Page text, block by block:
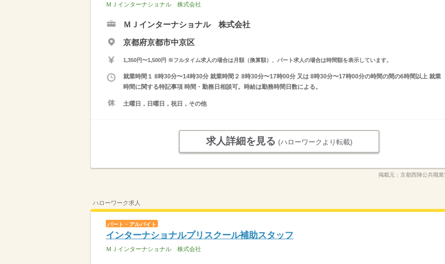
ＭＪインターナショナル 株式会社
ＭＪインターナショナル 株式会社
京都府京都市中京区
1,350円〜1,500円 ※フルタイム求人の場合は月額（換算額）、パート求人の場合は時間額を表示しています。
就業時間１ 8時30分〜14時30分 就業時間２ 8時30分〜17時00分 又は 8時30分〜17時00分の時間の間の6時間以上 就業
時間に関する特記事項 時間・勤務日相談可。時給は勤務時間日数による。
土曜日，日曜日，祝日，その他
求人詳細を見る (ハローワークより転載)
掲載元： 京都西陣公共職
ハローワーク求人
パート・アルバイト
インターナショナルプリスクール補助スタッフ
ＭＪインターナショナル 株式会社